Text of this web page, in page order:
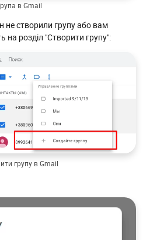
в Gmail
створили групу або вам
на розділ "Створити групу":
групу в Gmail